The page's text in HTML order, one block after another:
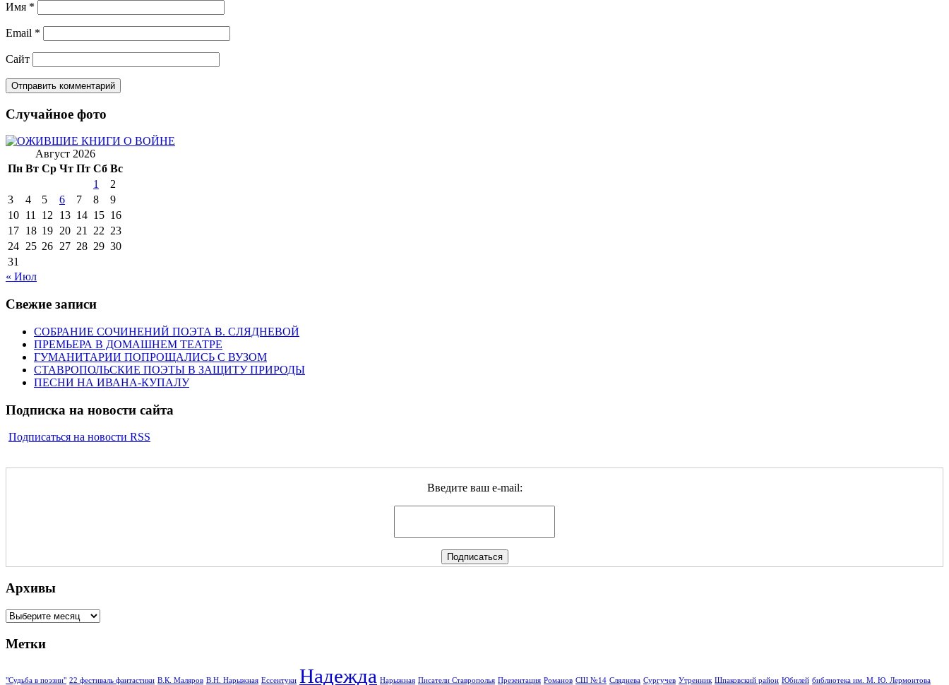
Имя *
Email *
Сайт
Случайное фото
Август 2026
Пн Вт Ср Чт Пт Сб Вс
1
2
3
4 5 6 7 8
9
10 11 12 13 14 15 16
17 18 19 20 21 22 23
24 25 26 27 28 29 30
31
« Июл
Свежие записи
СОБРАНИЕ СОЧИНЕНИЙ ПОЭТА В. СЛЯДНЕВОЙ
ПРЕМЬЕРА В ДОМАШНЕМ ТЕАТРЕ
ГУМАНИТАРИИ ПОПРОЩАЛИСЬ С ВУЗОМ
СТАВРОПОЛЬСКИЕ ПОЭТЫ В ЗАЩИТУ ПРИРОДЫ
ПЕСНИ НА ИВАНА-КУПАЛУ
Подписка на новости сайта
Подписаться на новости RSS
Введите ваш e-mail:
Архивы
Архивы
Метки
"Судьба в поэзии" 22 фестиваль фантастики В.К. Маляров В.Н. Нарыжная Ессентуки Надежда Нарыжная Писатели Ставрополья Презентация Романов СШ №14 Сляднева Сургучев Утренник Шпаковский район Юбилей библиотека им. М. Ю. Лермонтова